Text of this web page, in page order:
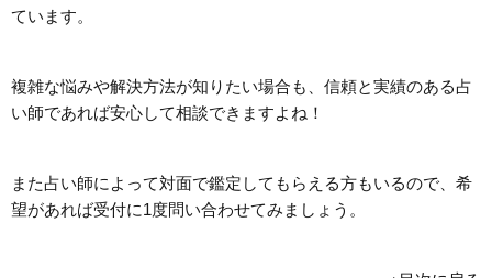
ています。
複雑な悩みや解決方法が知りたい場合も、信頼と実績のある占
い師であれば安心して相談できますよね！
また占い師によって対面で鑑定してもらえる方もいるので、希
望があれば受付に1度問い合わせてみましょう。